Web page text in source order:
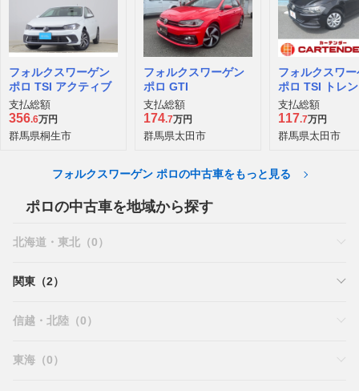
178.0万円
本体
168.9
万円
大阪府 八尾市
総額
178.1万円
本体
165.0 万円
広島県 東広島市
2021年/1.0万km
総額
.6万円
本体
168
埼玉県 草加市
2021年/0.7万km
フォルクスワーゲン
ポロ TSI アクティブ
支払総額
356.6万円
群馬県桐生市
フォルクスワーゲン
ポロ GTI
支払総額
174.7万円
群馬県太田市
フォルクスワ
ポロ TSI トレ
イン
支払総額
117.7万円
群馬県太田市
フォルクスワーゲン ポロの中古車をもっと見る
ポロの中古車を地域から探す
北海道・東北（0）
関東（2）
信越・北陸（0）
東海（0）